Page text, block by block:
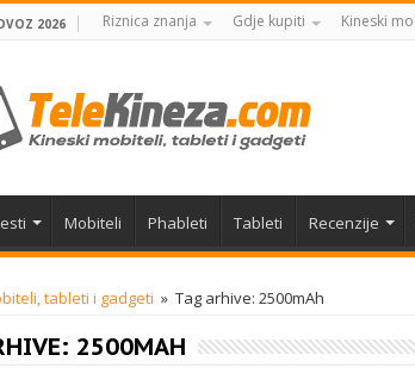
2026 Riznica znanja Gdje kupiti Kineski
Mobiteli Phableti Tableti Recenzije
tableti i gadgeti » Tag arhive: 2500mAh
2500MAH